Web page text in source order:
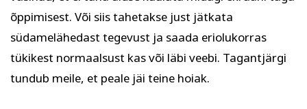
õppimisest. Või siis tahetakse just jätkata
südamelähedast tegevust ja saada eriolukorras
tükikest normaalsust kas või läbi veebi. Tagantjärgi
tundub meile, et peale jäi teine hoiak.